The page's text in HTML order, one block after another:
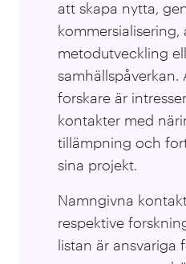
att skapa nytta,
kommersialisering,
metodutveckling
samhällspåverkan.
forskare är
kontakter med
tillämpning och
sina projekt.
Namngivna
respektive
listan är ansvariga